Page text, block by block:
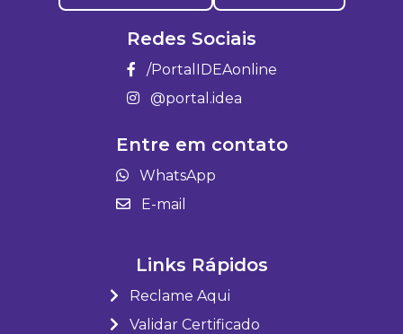
Redes Sociais
/PortalIDEAonline
@portal.idea
Entre em contato
WhatsApp
E-mail
Links Rápidos
Reclame Aqui
Validar Certificado